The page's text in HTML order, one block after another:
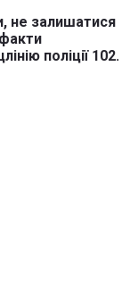
не залишатися
поліції 102.